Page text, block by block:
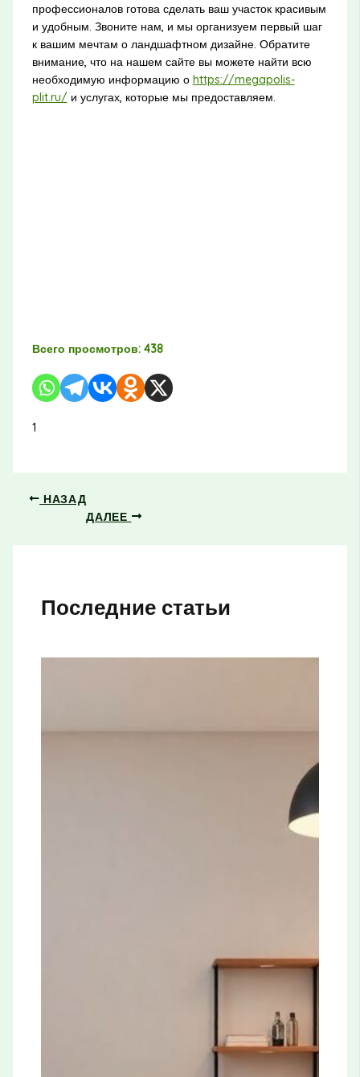
профессионалов готова сделать ваш участок красивым
и удобным. Звоните нам, и мы организуем первый шаг
к вашим мечтам о ландшафтном дизайне. Обратите
внимание, что на нашем сайте вы можете найти всю
необходимую информацию о https://megapolis-
plit.ru/ и услугах, которые мы предоставляем.
Всего просмотров: 438
1
НАЗАД
ДАЛЕЕ
Последние статьи